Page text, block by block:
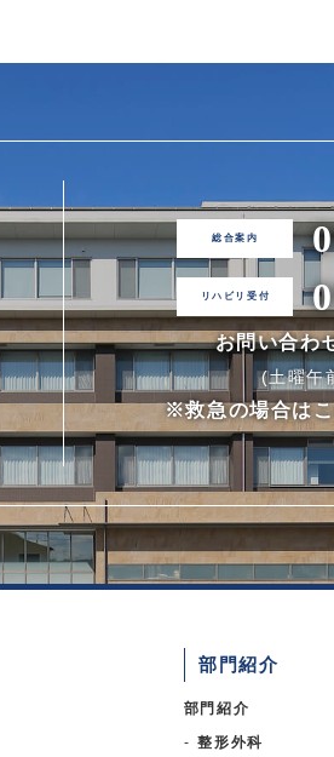
お問い合わ
(土曜
※救急の場合は
部門紹介
部門紹介
整形外科